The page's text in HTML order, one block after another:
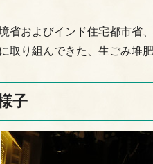
省およびインド住宅都市省
取り組んできた、生ごみ堆
子